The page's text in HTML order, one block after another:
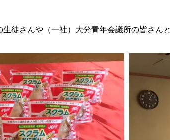
徒さんや（一社）大分青年会議所の皆さ